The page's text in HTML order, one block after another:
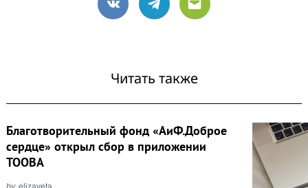
VK Telegram
Email
Читать также
Благотворительный фонд «АиФ.Доброе
сердце» открыл сбор в приложении
TOOBA